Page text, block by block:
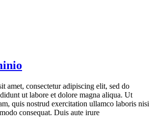
amet, consectetur adipiscing elit, sed do
ut labore et dolore magna aliqua. Ut
quis nostrud exercitation ullamco laboris nisi
consequat. Duis aute irure